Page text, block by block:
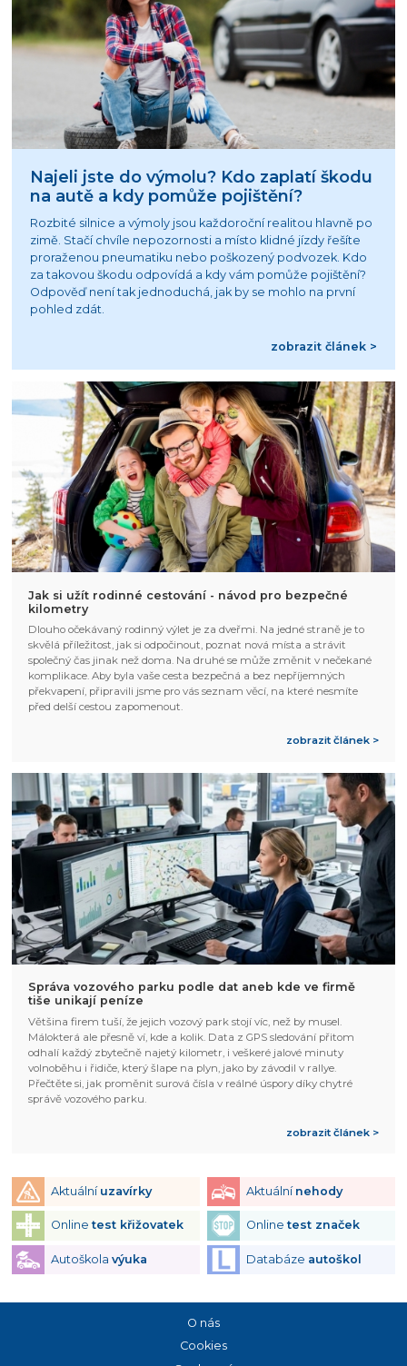
Najeli jste do výmolu? Kdo zaplatí škodu
na autě a kdy pomůže pojištění?
Rozbité silnice a výmoly jsou každoroční realitou hlavně po
zimě. Stačí chvíle nepozornosti a místo klidné jízdy řešíte
proraženou pneumatiku nebo poškozený podvozek. Kdo
za takovou škodu odpovídá a kdy vám pomůže pojištění?
Odpověď není tak jednoduchá, jak by se mohlo na první
pohled zdát.
zobrazit článek >
Jak si užít rodinné cestování - návod pro bezpečné
kilometry
Dlouho očekávaný rodinný výlet je za dveřmi. Na jedné straně je to
skvělá příležitost, jak si odpočinout, poznat nová místa a strávit
společný čas jinak než doma. Na druhé se může změnit v nečekané
komplikace. Aby byla vaše cesta bezpečná a bez nepříjemných
překvapení, připravili jsme pro vás seznam věcí, na které nesmíte
před delší cestou zapomenout.
zobrazit článek >
Správa vozového parku podle dat aneb kde ve firmě
tiše unikají peníze
Většina firem tuší, že jejich vozový park stojí víc, než by musel.
Málokterá ale přesně ví, kde a kolik. Data z GPS sledování přitom
odhalí každý zbytečně najetý kilometr, i veškeré jalové minuty
volnoběhu i řidiče, který šlape na plyn, jako by závodil v rallye.
Přečtěte si, jak proměnit surová čísla v reálné úspory díky chytré
správě vozového parku.
zobrazit článek >
Aktuální uzavírky Aktuální nehody
Onlinetest křižovatek Onlinetest značek
Autoškola výuka Databáze autoškol
O nás
Cookies